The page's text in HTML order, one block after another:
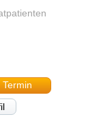
Termin